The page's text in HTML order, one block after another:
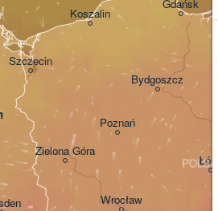
Łódź
Wrocław
Poznań
Koszalin
Zielona Góra
Szczecin
Gdańsk
Bydgoszcz
POLSKO